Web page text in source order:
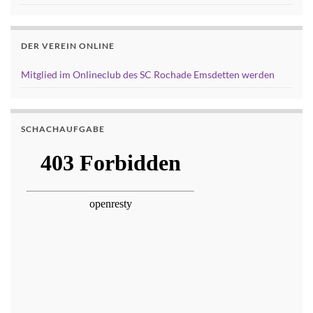
DER VEREIN ONLINE
Mitglied im Onlineclub des SC Rochade Emsdetten werden
SCHACHAUFGABE